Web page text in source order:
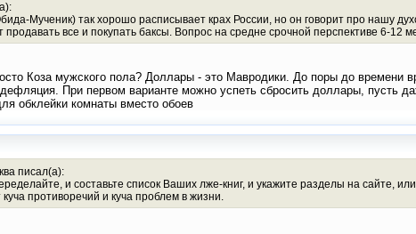
Мученик) так хорошо расписывает крах России, но он говорит про нашу
все и покупать баксы. Вопрос на средне срочной перспективе 6-12
Коза мужского пола? Доллары - это Мавродики. До поры до времени
При первом варианте можно успеть сбросить доллары, пусть
обклейки комнаты вместо обоев
писал(а):
и составьте список Ваших лже-книг, и укажите разделы на сайте,
противоречий и куча проблем в жизни.